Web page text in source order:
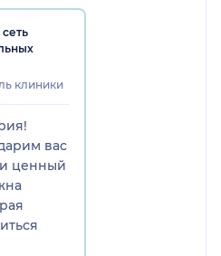
клиники
вас
ценный